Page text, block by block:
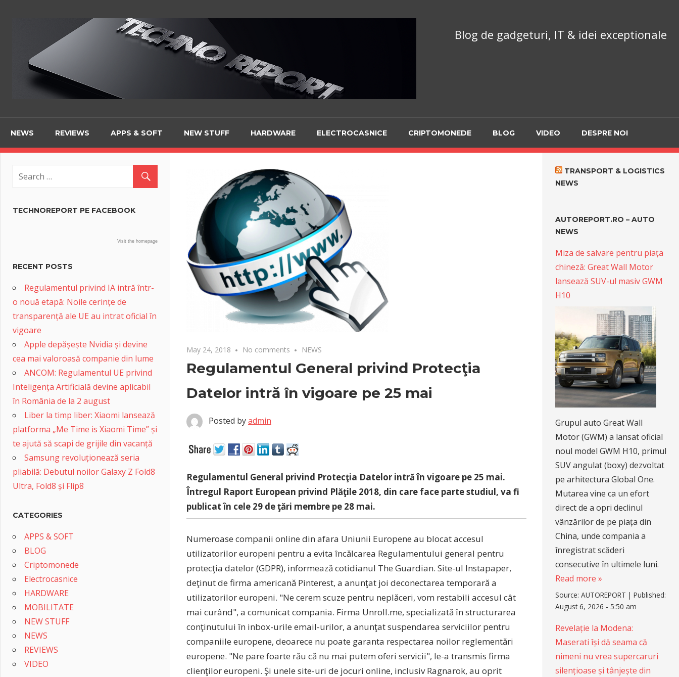
TechnoReport.ro
Blog de gadgeturi, IT & idei exceptionale
NEWS REVIEWS APPS & SOFT NEW STUFF HARDWARE ELECTROCASNICE CRIPTOMONEDE BLOG VIDEO DESPRE NOI
May 24, 2018 No comments NEWS
Regulamentul General privind Protecţia
Datelor intră în vigoare pe 25 mai
Posted byadmin
Regulamentul General privind Protecţia Datelor intră în vigoare pe 25 mai.
Întregul Raport European privind Plăţile 2018, din care face parte studiul, va fi
publicat în cele 29 de ţări membre pe 28 mai.
Numeroase companii online din afara Uniunii Europene au blocat accesul
utilizatorilor europeni pentru a evita încălcarea Regulamentului general pentru
protecţia datelor (GDPR), informează cotidianul The Guardian. Site-ul Instapaper,
deţinut de firma americană Pinterest, a anunţat joi deconectarea temporară a
utilizatorilor europeni. "Ne cerem scuze pentru neplăceri, vom restabili accesul cât
mai curând", a comunicat compania. Firma Unroll.me, specializată în structurarea
conţinutului în inbox-urile email-urilor, a anunţat suspendarea serviciilor pentru
companiile europene, deoarece nu poate garanta respectarea noilor reglementări
europene. "Ne pare foarte rău că nu mai putem oferi servicii", le-a transmis firma
clienţilor europeni. Şi unele site-uri de jocuri online, inclusiv Ragnarok, au oprit
TECHNOREPORT PE FACEBOOK
Visit the homepage
RECENT POSTS
Regulamentul privind IA intră într-
o nouă etapă: Noile cerințe de
transparență ale UE au intrat oficial în
vigoare
Apple depășește Nvidia și devine
cea mai valoroasă companie din lume
ANCOM: Regulamentul UE privind
Inteligența Artificială devine aplicabil
în România de la 2 august
Liber la timp liber: Xiaomi lansează
platforma „Me Time is Xiaomi Time” și
te ajută să scapi de grijile din vacanță
Samsung revoluționează seria
pliabilă: Debutul noilor Galaxy Z Fold8
Ultra, Fold8 și Flip8
CATEGORIES
APPS & SOFT
BLOG
Criptomonede
Electrocasnice
HARDWARE
MOBILITATE
NEW STUFF
NEWS
REVIEWS
VIDEO
TRANSPORT & LOGISTICS
NEWS
AUTOREPORT.RO – AUTO
NEWS
Miza de salvare pentru piața
chineză: Great Wall Motor
lansează SUV-ul masiv GWM
H10
Grupul auto Great Wall
Motor (GWM) a lansat oficial
noul model GWM H10, primul
SUV angulat (boxy) dezvoltat
pe arhitectura Global One.
Mutarea vine ca un efort
direct de a opri declinul
vânzărilor de pe piața din
China, unde compania a
înregistrat scăderi
consecutive în ultimele luni.
Read more »
Source:AUTOREPORT |Published:
August 6, 2026 - 5:50 am
Revelație la Modena:
Maserati își dă seama că
nimeni nu vrea supercaruri
silențioase și tânjește din